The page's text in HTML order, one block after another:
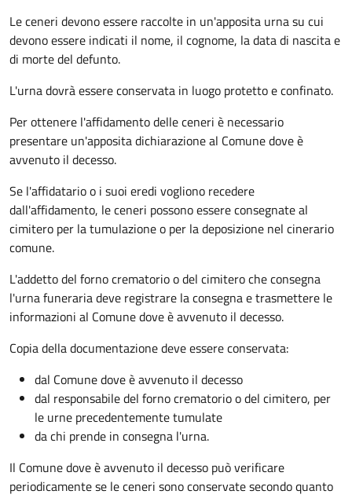
Le ceneri devono essere raccolte in un'apposita urna su cui
devono essere indicati il nome, il cognome, la data di nascita e
di morte del defunto.
L'urna dovrà essere conservata in luogo protetto e confinato.
Per ottenere l'affidamento delle ceneri è necessario
presentare un'apposita dichiarazione al Comune dove è
avvenuto il decesso.
Se l'affidatario o i suoi eredi vogliono recedere
dall'affidamento, le ceneri possono essere consegnate al
cimitero per la tumulazione o per la deposizione nel cinerario
comune.
L'addetto del forno crematorio o del cimitero che consegna
l'urna funeraria deve registrare la consegna e trasmettere le
informazioni al Comune dove è avvenuto il decesso.
Copia della documentazione deve essere conservata:
dal Comune dove è avvenuto il decesso
dal responsabile del forno crematorio o del cimitero, per
le urne precedentemente tumulate
da chi prende in consegna l'urna.
Il Comune dove è avvenuto il decesso può verificare
periodicamente se le ceneri sono conservate secondo quanto